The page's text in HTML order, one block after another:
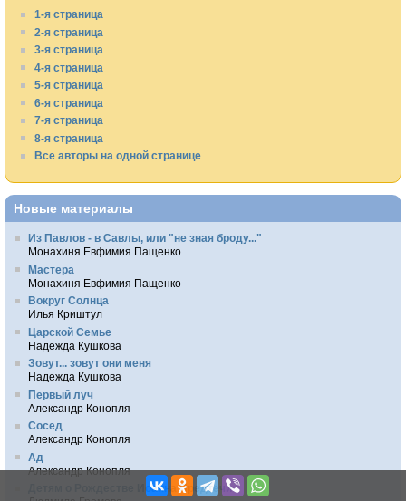
1-я страница
2-я страница
3-я страница
4-я страница
5-я страница
6-я страница
7-я страница
8-я страница
Все авторы на одной странице
Новые материалы
Из Павлов - в Савлы, или "не зная броду..."
Монахиня Евфимия Пащенко
Мастера
Монахиня Евфимия Пащенко
Вокруг Солнца
Илья Криштул
Царской Семье
Надежда Кушкова
Зовут... зовут они меня
Надежда Кушкова
Первый луч
Александр Конопля
Сосед
Александр Конопля
Ад
Александр Конопля
Детям о Рождестве Иоанна Предтечи